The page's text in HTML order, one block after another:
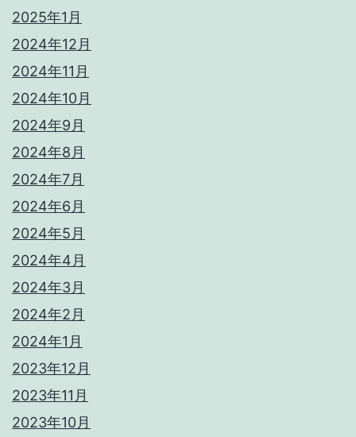
2025年1月
2024年12月
2024年11月
2024年10月
2024年9月
2024年8月
2024年7月
2024年6月
2024年5月
2024年4月
2024年3月
2024年2月
2024年1月
2023年12月
2023年11月
2023年10月